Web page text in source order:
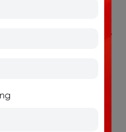
hợp thực hành và lý
kho dữ liệu trực quan
lưu lại giúp sinh viên
để sinh viên có thể thu